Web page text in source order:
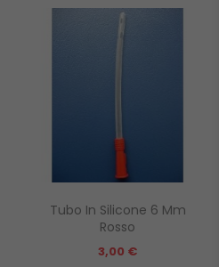
Tubo In Silicone 6 Mm
Rosso
Prezzo
3,00 €